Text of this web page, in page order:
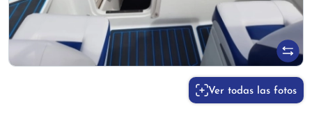
Ver todas las fotos